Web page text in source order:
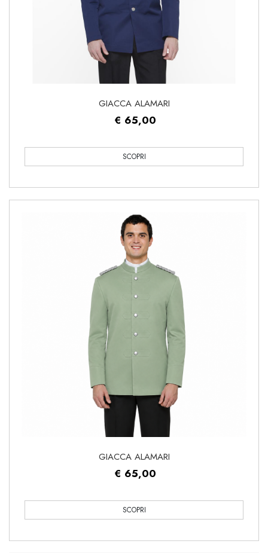
GIACCA ALAMARI
€ 65,00
SCOPRI
GIACCA ALAMARI
€ 65,00
SCOPRI